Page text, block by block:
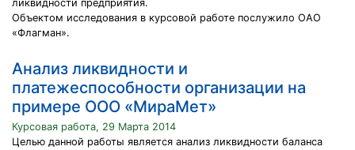
ликвидности предприятия.
Объектом исследования в курсовой работе послужило ОАО
«Флагман».
Анализ ликвидности и
платежеспособности организации на
примере ООО «МираМет»
Курсовая работа, 29 Марта 2014
Целью данной работы является анализ ликвидности баланса